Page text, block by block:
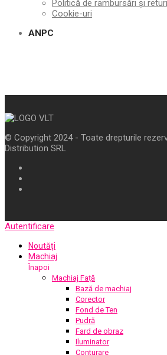
Politică de rambursări și
Cookie-uri
ANPC
© Copyright 2024 - Toate drepturile
Distribution SRL
Autentificare
Noutăți
Machiaj
Înapoi
Machiaj Față
Bază de machiaj
Corector
Fond de Ten
Pudră
Fard de obraz
Iluminator
Conturare